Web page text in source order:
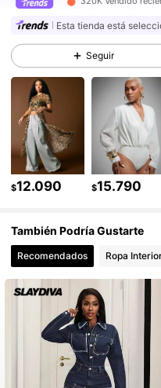
4,81 230K
4,81 230K
230K
230K
4,81 230K
4,81 230K
4,81 230K
Esta tienda está
Seguir
$12.090 $15.790
También Podría Gustarte
Recomendados Ropa